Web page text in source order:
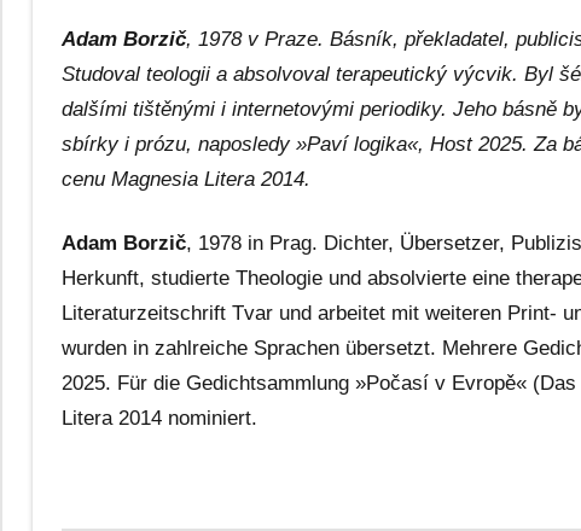
Adam Borzič, 1978 v Praze. Básník, překladatel,
Studoval teologii a absolvoval terapeutický výcvik. Byl
dalšími tištěnými i internetovými periodiky. Jeho básně
sbírky i prózu, naposledy »Paví logika«, Host 2025. Za
cenu Magnesia Litera 2014.
Adam Borzič, 1978 in Prag. Dichter, Übersetzer,
Herkunft, studierte Theologie und absolvierte eine
Literaturzeitschrift Tvar und arbeitet mit weiteren Print-
wurden in zahlreiche Sprachen übersetzt. Mehrere
2025. Für die Gedichtsammlung »Počasí v Evropě«
Litera 2014 nominiert.